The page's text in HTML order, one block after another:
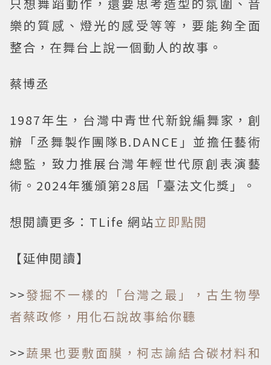
樂的質感、燈光的感受等等，要能夠全面
整合，在舞台上說一個動人的故事。
蔡博丞
1987年生，台灣中青世代新銳編舞家，創
辦「丞舞製作團隊B.DANCE」並擔任藝術
總監，致力推展台灣年輕世代原創表演藝
術。2024年獲頒第28屆「臺法文化獎」。
想閱讀更多：TLife 網站立即點閱
【延伸閱讀】
>>發掘不一樣的「台灣之最」，古生物學
者蔡政修，用化石說故事給你聽
>>蔬果也要敷面膜，柯志諭結合碳材料和